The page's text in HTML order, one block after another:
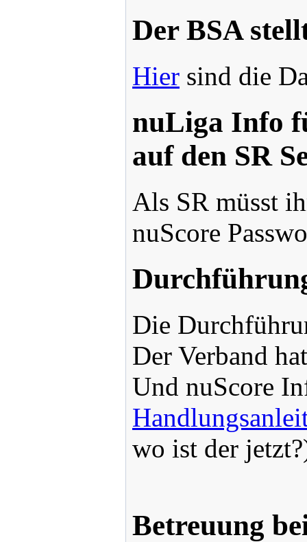
Der BSA
Hier sind die
nuLiga Info
auf den SR
Als SR müsst
nuScore
Die
Der Verband
Und nuScore
wo ist der
Betreuung